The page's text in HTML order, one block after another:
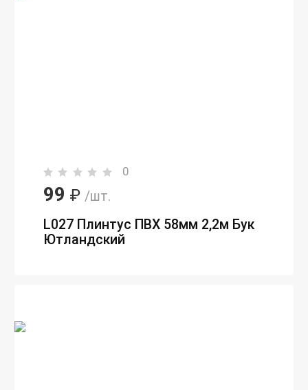
0
99 ₽ /шт.
L027 Плинтус ПВХ 58мм 2,2м Бук
Ютландский